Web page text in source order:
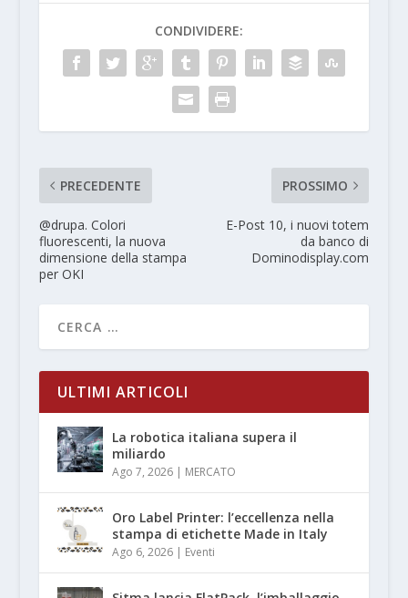
CONDIVIDERE:
PRECEDENTE
@drupa. Colori
fluorescenti, la nuova
dimensione della stampa
per OKI
PROSSIMO
E-Post 10, i nuovi totem
da banco di
Dominodisplay.com
ULTIMI ARTICOLI
La robotica italiana supera il
miliardo
Ago 7, 2026| MERCATO
Oro Label Printer: l’eccellenza nella
stampa di etichette Made in Italy
Ago 6, 2026| Eventi